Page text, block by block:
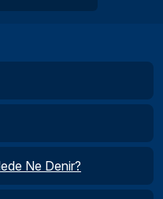
Ne Denir?